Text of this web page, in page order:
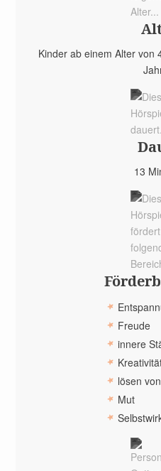
Kinder ab einem Alter von
13
Freude
innere
lösen
Mut